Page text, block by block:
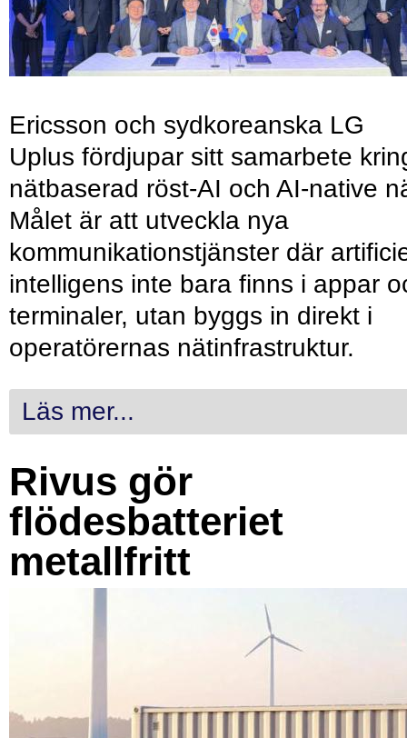
Ericsson och sydkoreanska LG
Uplus fördjupar sitt samarbete
nätbaserad röst-AI och AI-native
Målet är att utveckla nya
kommunikationstjänster där
intelligens inte bara finns i appar
terminaler, utan byggs in direkt i
operatörernas nätinfrastruktur.
Läs mer...
Rivus gör
flödesbatteriet
metallfritt